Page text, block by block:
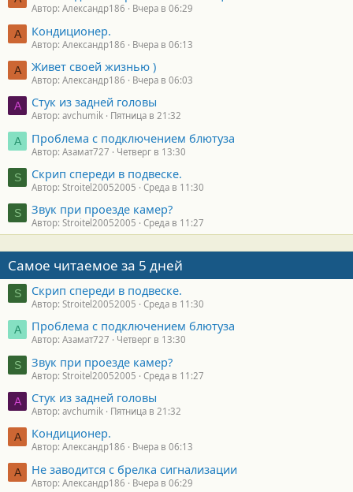
Автор: Александр186 Вчера в 06:29
А Кондиционер.
Автор: Александр186 Вчера в 06:13
А Живет своей жизнью )
Автор: Александр186 Вчера в 06:03
A Стук из задней головы
Автор: avchumik Пятница в 21:32
А Проблема с подключением блютуза
Автор: Азамат727 Четверг в 13:30
S Скрип спереди в подвеске.
Автор: Stroitel20052005 Среда в 11:30
S Звук при проезде камер?
Автор: Stroitel20052005 Среда в 11:27
Самое читаемое за 5 дней
S Скрип спереди в подвеске.
Автор: Stroitel20052005 Среда в 11:30
А Проблема с подключением блютуза
Автор: Азамат727 Четверг в 13:30
S Звук при проезде камер?
Автор: Stroitel20052005 Среда в 11:27
A Стук из задней головы
Автор: avchumik Пятница в 21:32
А Кондиционер.
Автор: Александр186 Вчера в 06:13
А Не заводится с брелка сигнализации
Автор: Александр186 Вчера в 06:29